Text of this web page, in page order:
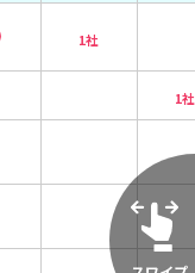
1社
1社